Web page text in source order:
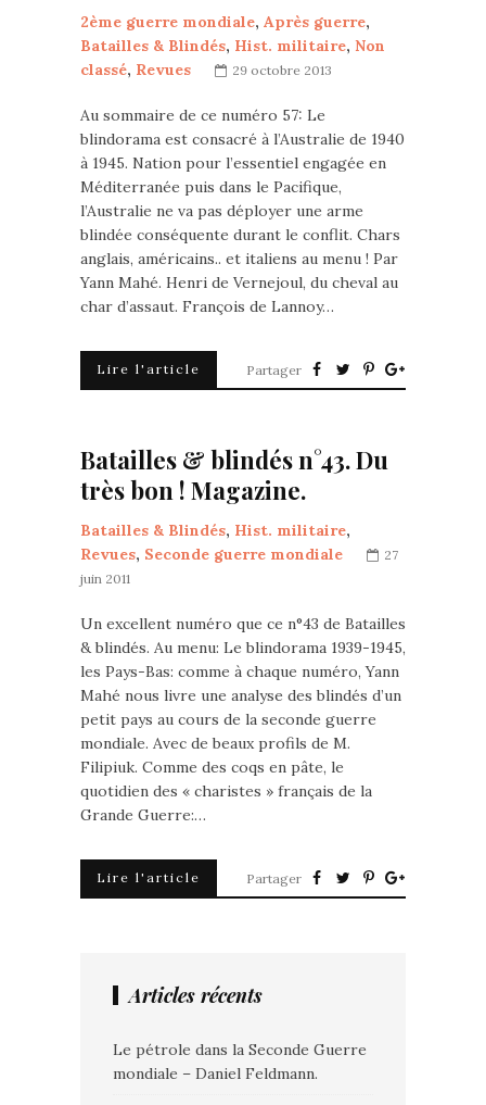
2ème guerre mondiale, Après guerre,
Batailles & Blindés, Hist. militaire, Non
classé, Revues 29 octobre 2013
Au sommaire de ce numéro 57: Le
blindorama est consacré à l’Australie de 1940
à 1945. Nation pour l’essentiel engagée en
Méditerranée puis dans le Pacifique,
l’Australie ne va pas déployer une arme
blindée conséquente durant le conflit. Chars
anglais, américains.. et italiens au menu ! Par
Yann Mahé. Henri de Vernejoul, du cheval au
char d’assaut. François de Lannoy…
Lire l'article Partager
Batailles & blindés n°43. Du
très bon ! Magazine.
Batailles & Blindés, Hist. militaire,
Revues, Seconde guerre mondiale
27
juin 2011
Un excellent numéro que ce n°43 de Batailles
& blindés. Au menu: Le blindorama 1939-1945,
les Pays-Bas: comme à chaque numéro, Yann
Mahé nous livre une analyse des blindés d’un
petit pays au cours de la seconde guerre
mondiale. Avec de beaux profils de M.
Filipiuk. Comme des coqs en pâte, le
quotidien des « charistes » français de la
Grande Guerre:…
Lire l'article Partager
Articles récents
Le pétrole dans la Seconde Guerre
mondiale – Daniel Feldmann.